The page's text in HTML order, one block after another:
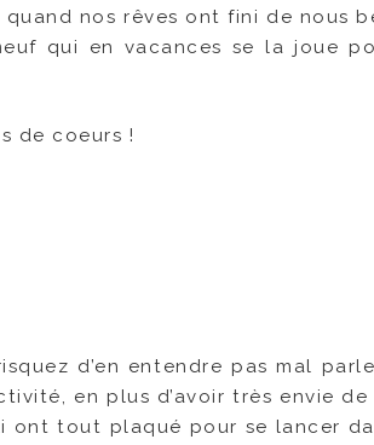
nos rêves ont fini de nous
qui en vacances se la joue
de coeurs !
d’en entendre pas mal
en plus d’avoir très envie
ont tout plaqué pour se lancer